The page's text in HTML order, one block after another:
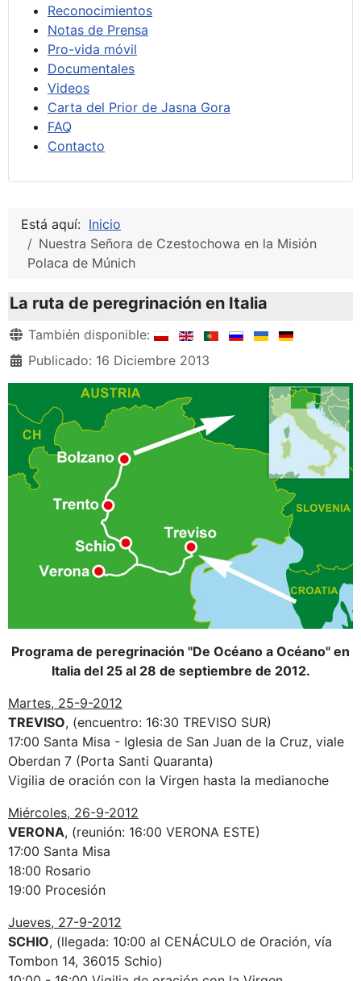
Reconocimientos
Notas de Prensa
Pro-vida móvil
Documentales
Videos
Carta del Prior de Jasna Gora
FAQ
Contacto
Está aquí: Inicio
Nuestra Señora de Czestochowa en la Misión
Polaca de Múnich
La ruta de peregrinación en Italia
Detalles
También disponible:
Publicado: 16 Diciembre 2013
Programa de peregrinación "De Océano a Océano" en
Italia del 25 al 28 de septiembre de 2012.
Martes, 25-9-2012
TREVISO, (encuentro: 16:30 TREVISO SUR)
17:00 Santa Misa - Iglesia de San Juan de la Cruz, viale
Oberdan 7 (Porta Santi Quaranta)
Vigilia de oración con la Virgen hasta la medianoche
Miércoles, 26-9-2012
VERONA, (reunión: 16:00 VERONA ESTE)
17:00 Santa Misa
18:00 Rosario
19:00 Procesión
Jueves, 27-9-2012
SCHIO, (llegada: 10:00 al CENÁCULO de Oración, vía
Tombon 14, 36015 Schio)